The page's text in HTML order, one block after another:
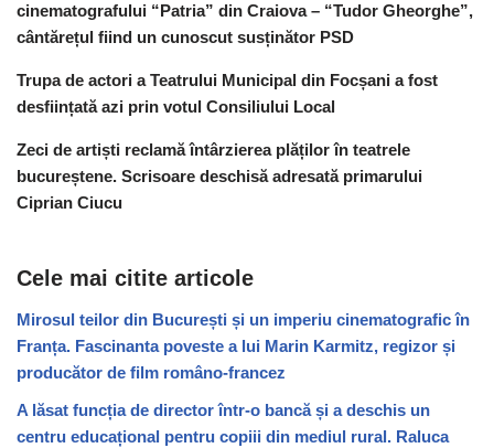
cinematografului “Patria” din Craiova – “Tudor Gheorghe”,
cântărețul fiind un cunoscut susținător PSD
Trupa de actori a Teatrului Municipal din Focșani a fost
desființată azi prin votul Consiliului Local
Zeci de artiști reclamă întârzierea plăților în teatrele
bucureștene. Scrisoare deschisă adresată primarului
Ciprian Ciucu
Cele mai citite articole
Mirosul teilor din București și un imperiu cinematografic în
Franța. Fascinanta poveste a lui Marin Karmitz, regizor și
producător de film româno-francez
A lăsat funcția de director într-o bancă și a deschis un
centru educațional pentru copiii din mediul rural. Raluca